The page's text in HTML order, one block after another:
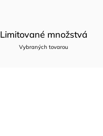
Limitované množstvá
Vybraných tovarou